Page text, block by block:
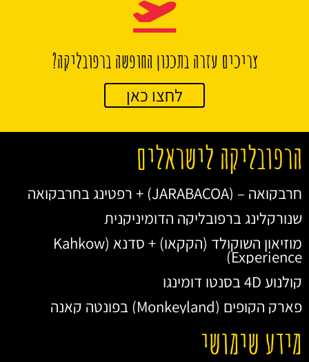
צריכים עזרה בתכנון החופשה ברפובליקה?
לחצו כאן
הרפובליקה לישראלים
חרבקואה – (JARABACOA) + רפטינג בחרבקואה
שנורקלינג ברפובליקה הדומיניקנית
מוזיאון השוקולד (הקקאו) + סדנא (Kahkow
Experience)
קולנוע 4D בסנטו דומינגו
פארק הקופים (Monkeyland) בפונטה קאנה
מידע שימושי